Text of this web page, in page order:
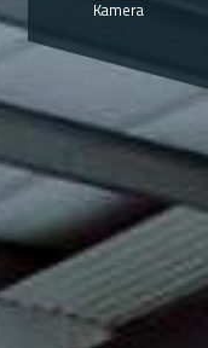
Kamera